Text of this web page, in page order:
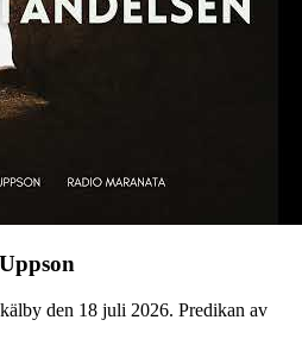
den 18 juli 2026. Predikan av